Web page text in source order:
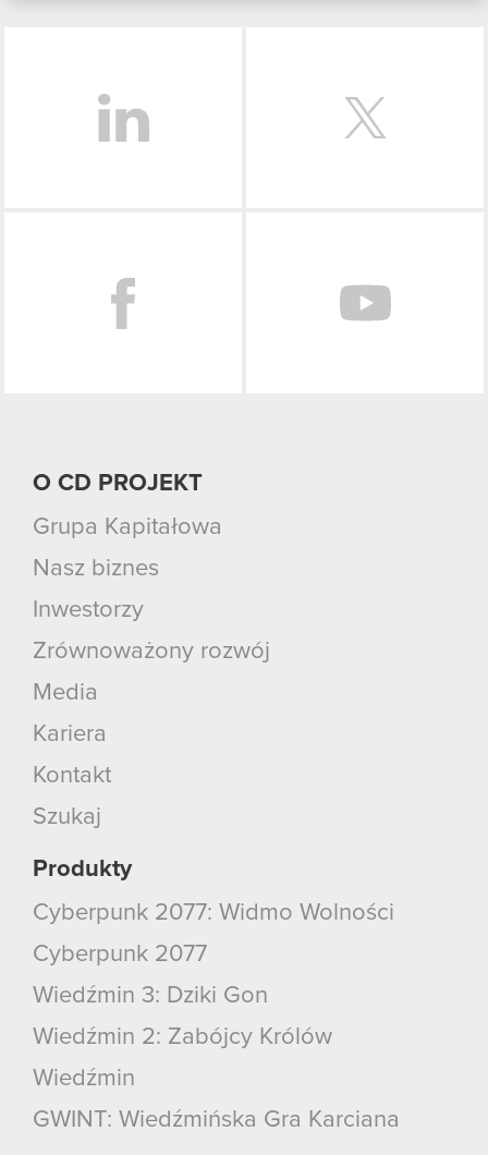
O CD PROJEKT
Grupa Kapitałowa
Nasz biznes
Inwestorzy
Zrównoważony rozwój
Media
Kariera
Kontakt
Szukaj
Produkty
Cyberpunk 2077: Widmo Wolności
Cyberpunk 2077
Wiedźmin 3: Dziki Gon
Wiedźmin 2: Zabójcy Królów
Wiedźmin
GWINT: Wiedźmińska Gra Karciana